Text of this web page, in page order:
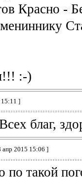
Красно -
:-)
15:11 ]
благ,
2015 15:06 ]
по такой